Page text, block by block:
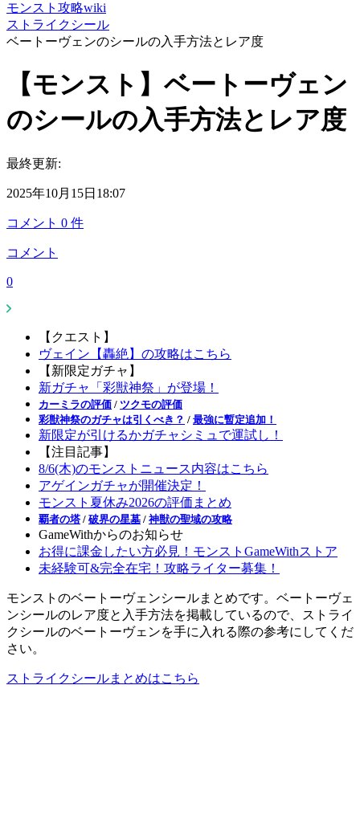
モンスト攻略wiki
ストライクシール
ベートーヴェンのシールの入手方法とレア度
【モンスト】ベートーヴェン
のシールの入手方法とレア度
最終更新:
2025年10月15日18:07
コメント 0 件
コメント
0
【クエスト】
ヴェイン【轟絶】の攻略はこちら
【新限定ガチャ】
新ガチャ「彩獣神祭」が登場！
カーミラの評価 / ツクモの評価
彩獣神祭のガチャは引くべき？ / 最強に暫定追加！
新限定が引けるかガチャシミュで運試し！
【注目記事】
8/6(木)のモンストニュース内容はこちら
アゲインガチャが開催決定！
モンスト夏休み2026の評価まとめ
覇者の塔 / 破界の星墓 / 神獣の聖域の攻略
GameWithからのお知らせ
お得に課金したい方必見！モンストGameWithストア
未経験可&完全在宅！攻略ライター募集！
モンストのベートーヴェンシールまとめです。ベートーヴェ
ンシールのレア度と入手方法を掲載しているので、ストライ
クシールのベートーヴェンを手に入れる際の参考にしてくだ
さい。
ストライクシールまとめはこちら